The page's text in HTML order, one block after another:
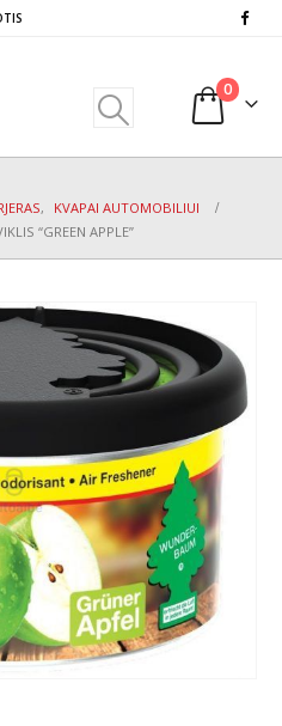
0
,
KVAPAI AUTOMOBILIUI
“GREEN APPLE”